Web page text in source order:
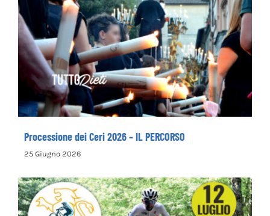
Processione dei Ceri 2026 – IL PERCORSO
Processione dei Ceri 2026 – IL PERCORSO
25 Giugno 2026